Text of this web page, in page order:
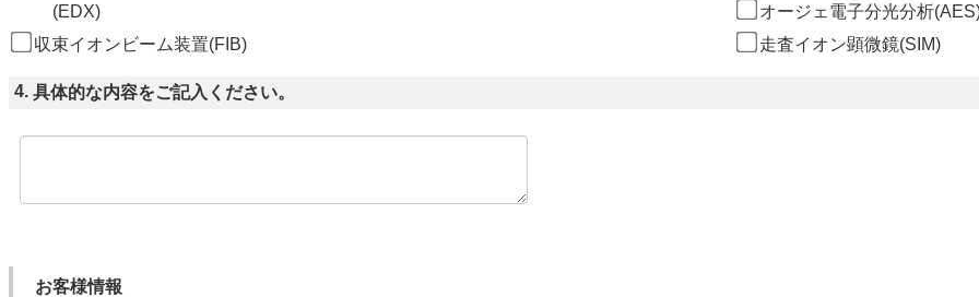
  　　(EDX)
オージェ電子分光分析
収束イオンビーム装置(FIB)
走査イオン顕微鏡(SIM)
4. 具体的な内容をご記入ください。
お客様情報